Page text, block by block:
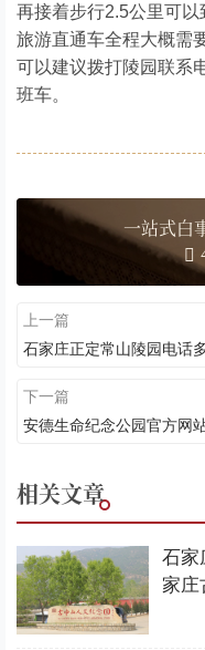
再接着步行2.5公里可
旅游直通车全程大概需
可以建议拨打陵园联系
班车。
一站式白
上一篇
石家庄正定常山陵园电话
下一篇
安德生命纪念公园官方网
相关文章
石家
家庄